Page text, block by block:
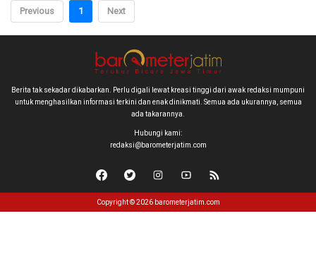
Previous 1 Next
Berita tak sekadar dikabarkan. Perlu digali lewat kreasi tinggi dari awak redaksi mumpuni
untuk menghasilkan informasi terkini dan enak dinikmati. Semua ada ukurannya, semua
ada takarannya.
Hubungi kami:
redaksi@barometerjatim.com
Copyright © 2026 barometerjatim.com